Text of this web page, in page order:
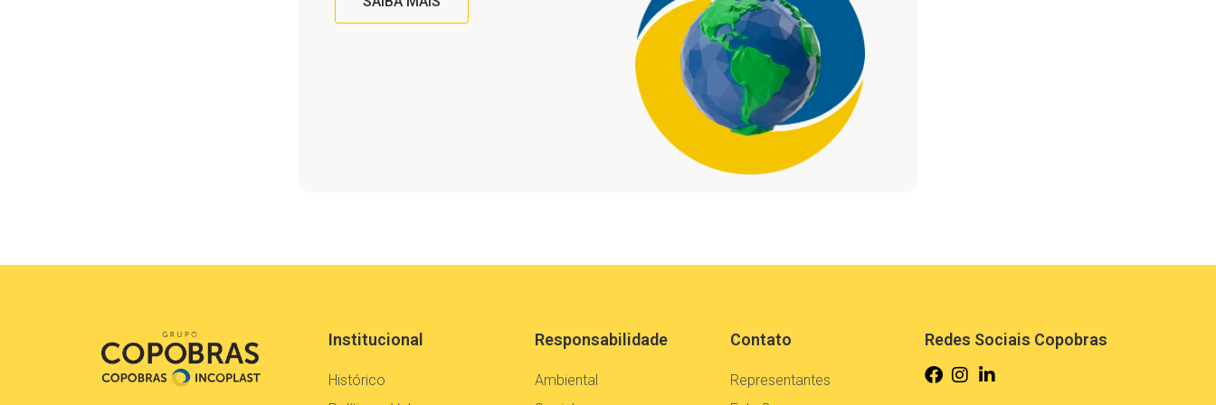
Institucional
Histórico
Responsabilidade
Ambiental
Contato
Representantes
Redes Sociais Copobras